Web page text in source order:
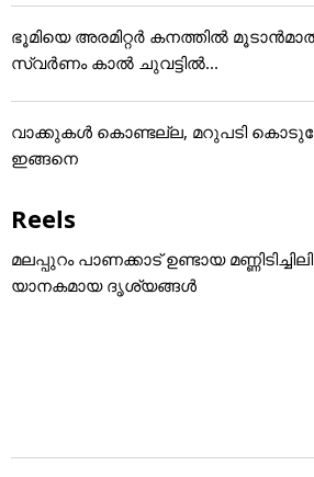
ഭൂമിയെ അരമിറ്റർ കനത്തിൽ
സ്വർണം കാൽ ചുവട്ടിൽ...
വാക്കുകൾ കൊണ്ടല്ല, മറുപടി
ഇങ്ങനെ
Reels
മലപ്പുറം പാണക്കാട് ഉണ്ടായ
യാനകമായ ദൃശ്യങ്ങൾ